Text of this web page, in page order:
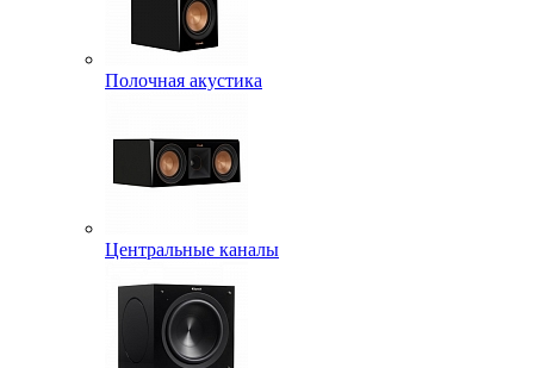
Полочная акустика
Центральные каналы